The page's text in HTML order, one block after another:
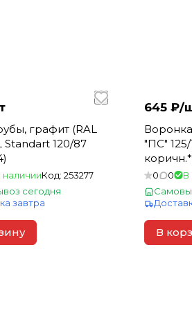
графит (RAL
Standart 120/87
наличииКод: 253277
сегодня
завтра
645 ₽/
"ПС"
0 0 В
В